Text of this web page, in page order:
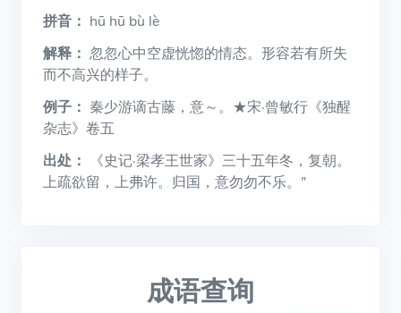
拼音： hū hū bù lè
解释： 忽忽心中空虚恍惚的情态。形容若有所失
而不高兴的样子。
例子： 秦少游谪古藤，意～。★宋·曾敏行《独醒
杂志》卷五
出处：
《史记·梁孝王世家》三十五年冬，复朝。
上疏欲留，上弗许。归国，意勿勿不乐。”
成语查询